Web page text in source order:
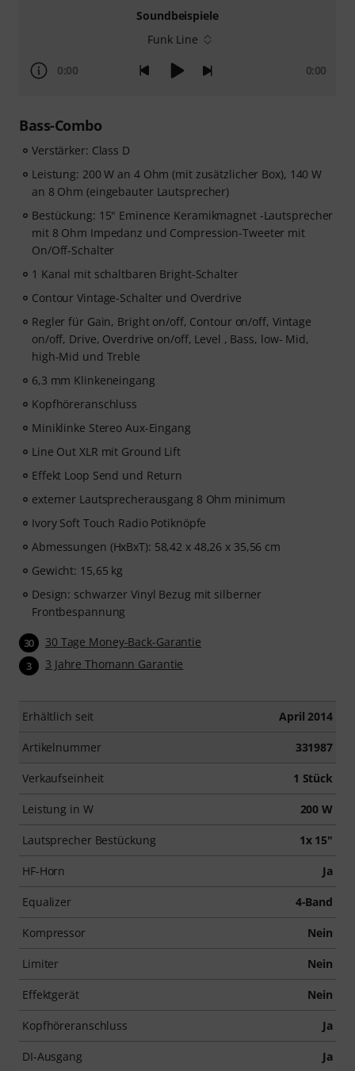
Soundbeispiele
Funk Line
0:00 0:00
Bass-Combo
Verstärker: Class D
Leistung: 200 W an 4 Ohm (mit zusätzlicher Box), 140 W
an 8 Ohm (eingebauter Lautsprecher)
Bestückung: 15" Eminence Keramikmagnet -Lautsprecher
mit 8 Ohm Impedanz und Compression-Tweeter mit
On/Off-Schalter
1 Kanal mit schaltbaren Bright-Schalter
Contour Vintage-Schalter und Overdrive
Regler für Gain, Bright on/off, Contour on/off, Vintage
on/off, Drive, Overdrive on/off, Level , Bass, low- Mid,
high-Mid und Treble
6,3 mm Klinkeneingang
Kopfhöreranschluss
Miniklinke Stereo Aux-Eingang
Line Out XLR mit Ground Lift
Effekt Loop Send und Return
externer Lautsprecherausgang 8 Ohm minimum
Ivory Soft Touch Radio Potiknöpfe
Abmessungen (HxBxT): 58,42 x 48,26 x 35,56 cm
Gewicht: 15,65 kg
Design: schwarzer Vinyl Bezug mit silberner
Frontbespannung
30 30 Tage Money-Back-Garantie
3 3 Jahre Thomann Garantie
Erhältlich seit April 2014
Artikelnummer 331987
Verkaufseinheit 1 Stück
Leistung in W 200 W
Lautsprecher Bestückung 1x 15"
HF-Horn Ja
Equalizer 4-Band
Kompressor Nein
Limiter Nein
Effektgerät Nein
Kopfhöreranschluss Ja
DI-Ausgang Ja